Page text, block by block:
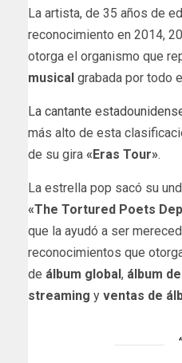
La artista, de 35 años de
reconocimiento en 2014,
otorga el organismo que
musical grabada por todo
La cantante
más alto de esta
de su gira «Eras Tour».
La estrella pop sacó su
«The Tortured Poets
que la ayudó a ser
reconocimientos que
de álbum global, álbum
streaming y ventas de